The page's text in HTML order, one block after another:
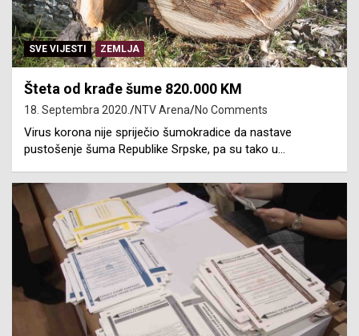
SVE VIJESTI ZEMLJA
Šteta od krađe šume 820.000 KM
18. Septembra 2020. NTV Arena No Comments
Virus korona nije spriječio šumokradice da nastave
pustošenje šuma Republike Srpske, pa su tako u…